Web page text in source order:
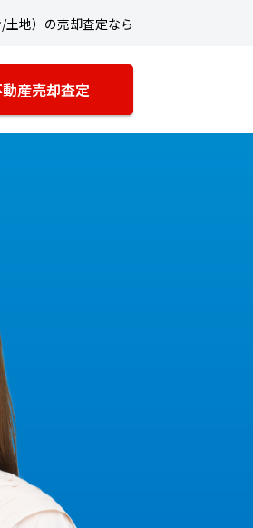
地）の売却査定なら
産売却査定